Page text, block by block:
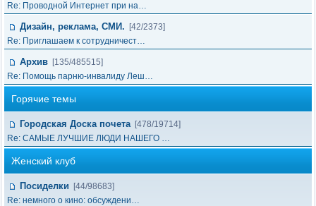
Re: Проводной Интернет при на…
Дизайн, реклама, СМИ.
[42/2373]
Re: Приглашаем к сотрудничест…
Архив [135/485515]
Re: Помощь парню-инвалиду Леш…
Горячие темы
Городская Доска почета [478/19714]
Re: САМЫЕ ЛУЧШИЕ ЛЮДИ НАШЕГО …
Женский клуб
Посиделки
[44/98683]
Re: немного о кино: обсуждени…